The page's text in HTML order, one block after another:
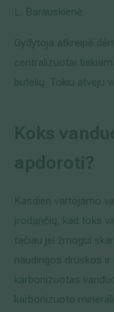
L. Barauskienė.
Gydytoja atkreipė
centralizuotai
butelių. Tokiu atveju
Koks
apdoroti?
Kasdien vartojamo
įrodančių, kad toks
tačiau jei žmogui
naudingos druskos
karbonizuotas
karbonizuoto